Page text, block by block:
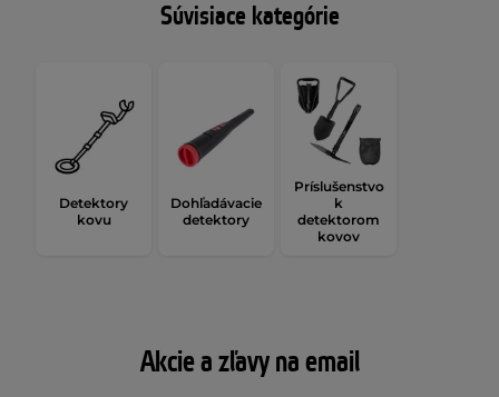
Súvisiace kategórie
Detektory
kovu
Dohľadávacie
detektory
Príslušenstvo
k
detektorom
kovov
Akcie a zľavy na email